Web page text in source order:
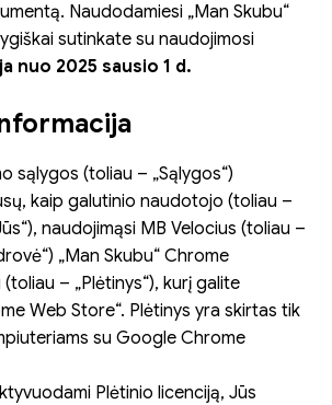
Naudodamiesi „Man Skubu“
sutinkate su naudojimosi
nuo 2025 sausio 1 d.
sąlygos (toliau – „Sąlygos“)
kaip galutinio naudotojo (toliau –
naudojimąsi MB Velocius (toliau –
„Man Skubu“ Chrome
– „Plėtinys“), kurį galite
Web Store“. Plėtinys yra skirtas tik
su Google Chrome
Plėtinio licenciją, Jūs